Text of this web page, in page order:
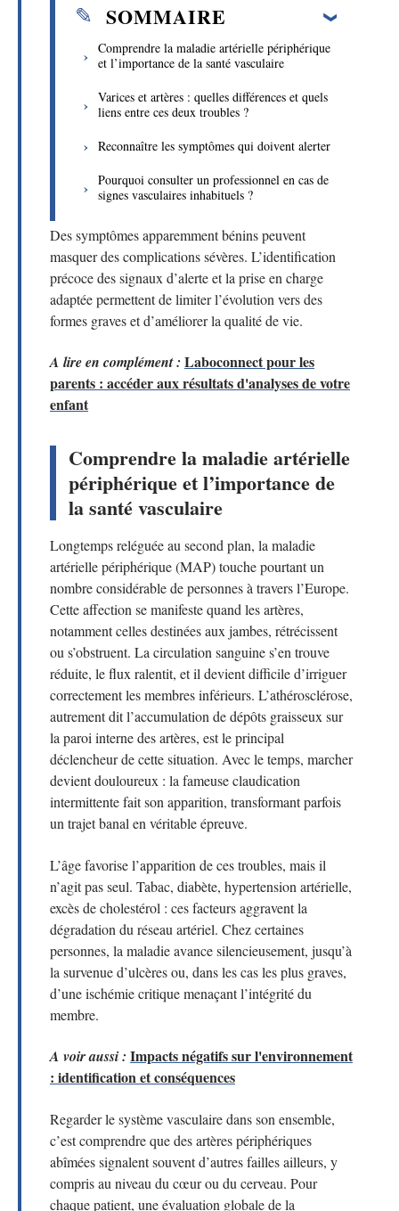
SOMMAIRE
Comprendre la maladie artérielle périphérique
et l’importance de la santé vasculaire
Varices et artères : quelles différences et quels
liens entre ces deux troubles ?
Reconnaître les symptômes qui doivent alerter
Pourquoi consulter un professionnel en cas de
signes vasculaires inhabituels ?
Des symptômes apparemment bénins peuvent
masquer des complications sévères. L’identification
précoce des signaux d’alerte et la prise en charge
adaptée permettent de limiter l’évolution vers des
formes graves et d’améliorer la qualité de vie.
A lire en complément : Laboconnect pour les
parents : accéder aux résultats d'analyses de votre
enfant
Comprendre la maladie artérielle
périphérique et l’importance de
la santé vasculaire
Longtemps reléguée au second plan, la maladie
artérielle périphérique (MAP) touche pourtant un
nombre considérable de personnes à travers l’Europe.
Cette affection se manifeste quand les artères,
notamment celles destinées aux jambes, rétrécissent
ou s’obstruent. La circulation sanguine s’en trouve
réduite, le flux ralentit, et il devient difficile d’irriguer
correctement les membres inférieurs. L’athérosclérose,
autrement dit l’accumulation de dépôts graisseux sur
la paroi interne des artères, est le principal
déclencheur de cette situation. Avec le temps, marcher
devient douloureux : la fameuse claudication
intermittente fait son apparition, transformant parfois
un trajet banal en véritable épreuve.
L’âge favorise l’apparition de ces troubles, mais il
n’agit pas seul. Tabac, diabète, hypertension artérielle,
excès de cholestérol : ces facteurs aggravent la
dégradation du réseau artériel. Chez certaines
personnes, la maladie avance silencieusement, jusqu’à
la survenue d’ulcères ou, dans les cas les plus graves,
d’une ischémie critique menaçant l’intégrité du
membre.
A voir aussi : Impacts négatifs sur l'environnement
: identification et conséquences
Regarder le système vasculaire dans son ensemble,
c’est comprendre que des artères périphériques
abîmées signalent souvent d’autres failles ailleurs, y
compris au niveau du cœur ou du cerveau. Pour
chaque patient, une évaluation globale de la